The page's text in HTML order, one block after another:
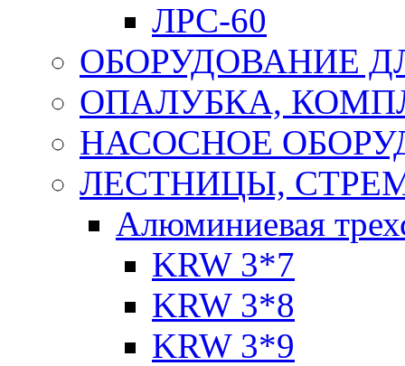
ЛРС-60
ОБОРУДОВАНИЕ
ОПАЛУБКА,
НАСОСНОЕ
ЛЕСТНИЦЫ,
Алюминиевая
KRW 3*7
KRW 3*8
KRW 3*9